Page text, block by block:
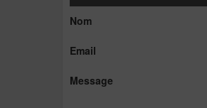
Nom
Email
Message